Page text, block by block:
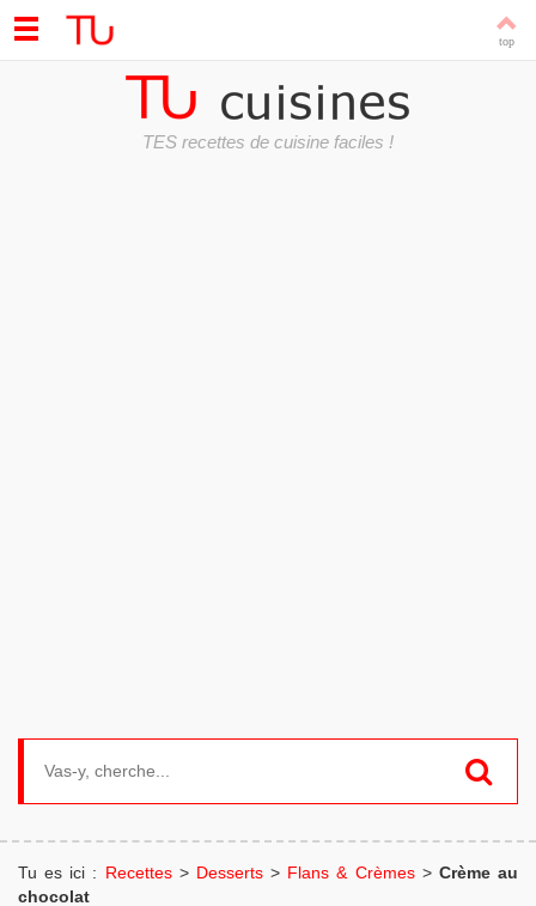
TES recettes de cuisine faciles !
Tu es ici : Recettes> Desserts> Flans & Crèmes> Crème au
chocolat